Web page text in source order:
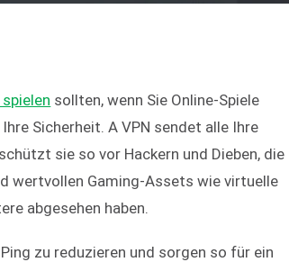
sollten, wenn Sie Online-Spiele
Sicherheit. A VPN sendet alle Ihre
sie so vor Hackern und Dieben, die
wertvollen Gaming-Assets wie virtuelle
abgesehen haben.
zu reduzieren und sorgen so für ein